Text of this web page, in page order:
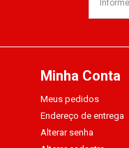
Minha Conta
Meus pedidos
Endereço de entrega
Alterar senha